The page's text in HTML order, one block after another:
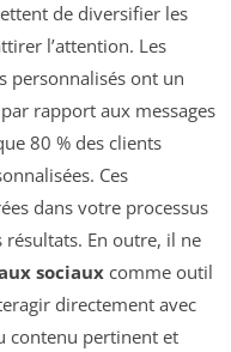
de diversifier les
l’attention. Les
personnalisés ont un
rapport aux messages
80 % des clients
Ces
dans votre processus
En outre, il ne
sociauxcomme outil
directement avec
contenu pertinent et